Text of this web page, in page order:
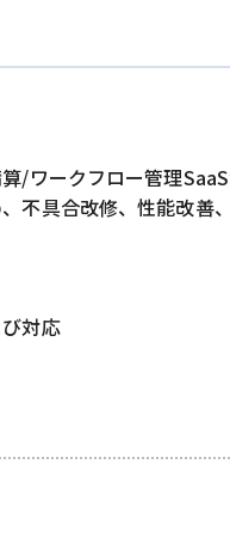
/ワークフロー管理
不具合改修、性能改善
対応